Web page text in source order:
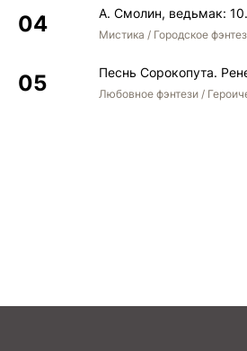
А. Смолин, ведьмак:
Мистика / Городское
Песнь Сорокопута.
Любовное фэнтези /